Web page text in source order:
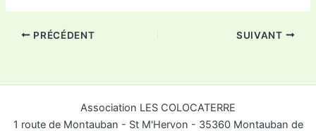
PRÉCÉDENT SUIVANT
Association LES COLOCATERRE
1 route de Montauban - St M'Hervon - 35360 Montauban de